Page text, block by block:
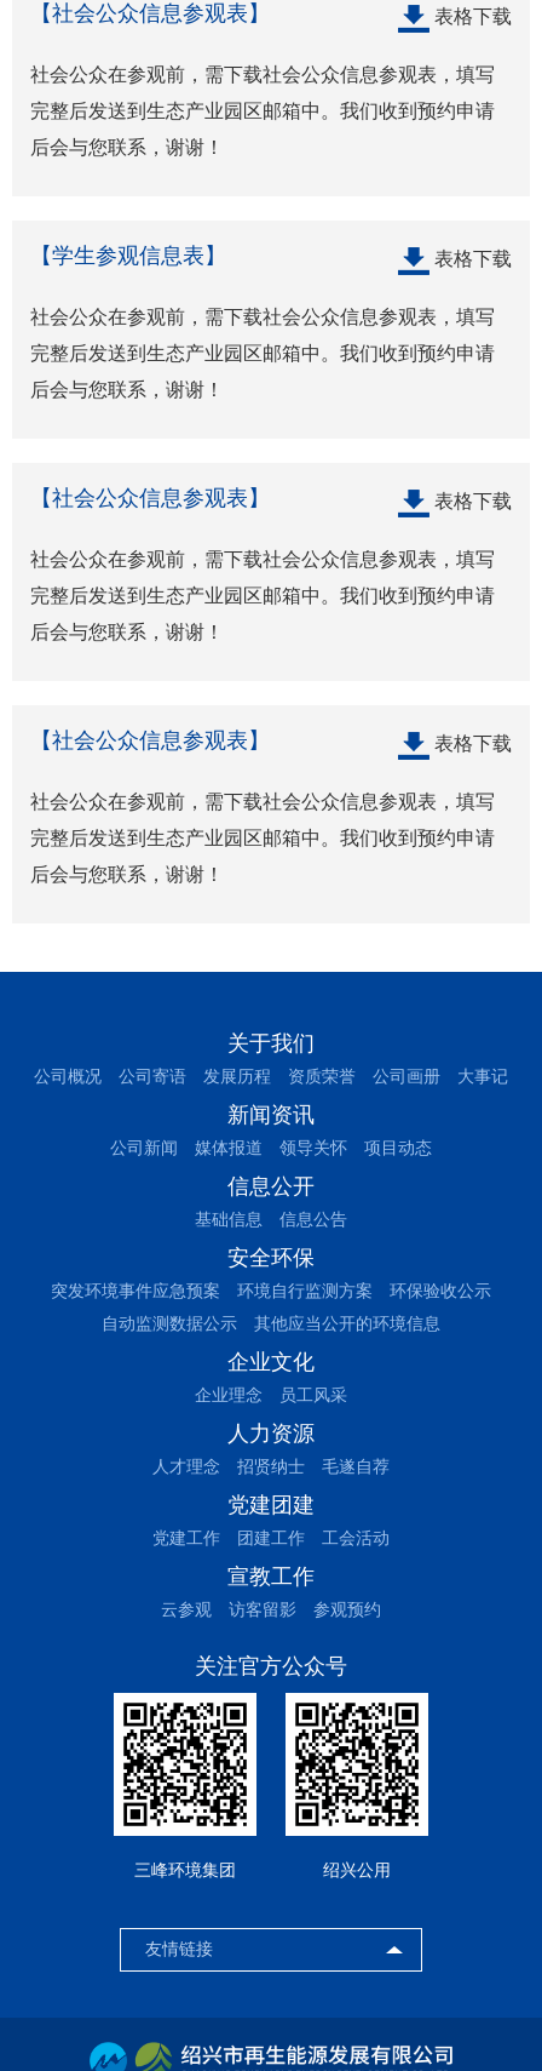
【社会公众信息参观表】 表格下载
社会公众在参观前，需下载社会公众信息参观表，填写
完整后发送到生态产业园区邮箱中。我们收到预约申请
后会与您联系，谢谢！
【学生参观信息表】 表格下载
社会公众在参观前，需下载社会公众信息参观表，填写
完整后发送到生态产业园区邮箱中。我们收到预约申请
后会与您联系，谢谢！
【社会公众信息参观表】 表格下载
社会公众在参观前，需下载社会公众信息参观表，填写
完整后发送到生态产业园区邮箱中。我们收到预约申请
后会与您联系，谢谢！
【社会公众信息参观表】 表格下载
社会公众在参观前，需下载社会公众信息参观表，填写
完整后发送到生态产业园区邮箱中。我们收到预约申请
后会与您联系，谢谢！
关于我们
公司概况 公司寄语 发展历程 资质荣誉 公司画册 大事记
新闻资讯
公司新闻 媒体报道 领导关怀 项目动态
信息公开
基础信息 信息公告
安全环保
突发环境事件应急预案 环境自行监测方案
环保验收公示
自动监测数据公示
其他应当公开的环境信息
企业文化
企业理念 员工风采
人力资源
人才理念 招贤纳士 毛遂自荐
党建团建
党建工作 团建工作 工会活动
宣教工作
云参观 访客留影 参观预约
关注官方公众号
三峰环境集团 绍兴公用